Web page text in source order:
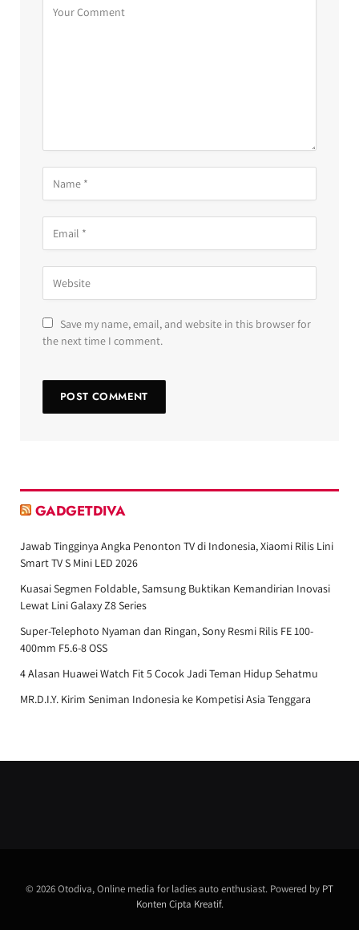
Save my name, email, and website in this browser for
the next time I comment.
GADGETDIVA
Jawab Tingginya Angka Penonton TV di Indonesia, Xiaomi Rilis Lini
Smart TV S Mini LED 2026
Kuasai Segmen Foldable, Samsung Buktikan Kemandirian Inovasi
Lewat Lini Galaxy Z8 Series
Super-Telephoto Nyaman dan Ringan, Sony Resmi Rilis FE 100-
400mm F5.6-8 OSS
4 Alasan Huawei Watch Fit 5 Cocok Jadi Teman Hidup Sehatmu
MR.D.I.Y. Kirim Seniman Indonesia ke Kompetisi Asia Tenggara
© 2026 Otodiva, Online media for ladies auto enthusiast. Powered by PT
Konten Cipta Kreatif.